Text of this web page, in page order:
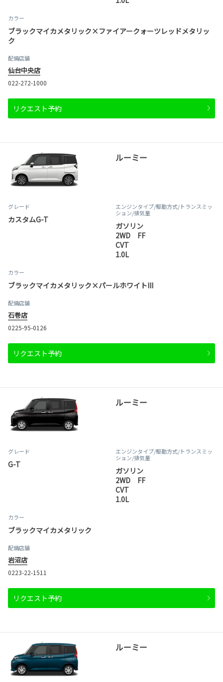
カラー
ブラックマイカメタリック×ファイアークォーツレッドメタリッ
ク
配備店舗
仙台中央店
022-272-1000
リクエスト予約
ルーミー
グレード
カスタムG-T
エンジンタイプ/駆動方式/トランスミッ
ション/排気量
ガソリン
2WD FF
CVT
1.0L
カラー
ブラックマイカメタリック×パールホワイトIII
配備店舗
石巻店
0225-95-0126
リクエスト予約
ルーミー
グレード
G-T
エンジンタイプ/駆動方式/トランスミッ
ション/排気量
ガソリン
2WD FF
CVT
1.0L
カラー
ブラックマイカメタリック
配備店舗
岩沼店
0223-22-1511
リクエスト予約
ルーミー